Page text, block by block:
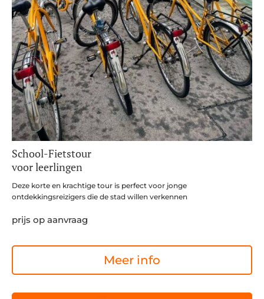
School-Fietstour
voor leerlingen
Deze korte en krachtige tour is perfect voor jonge
ontdekkingsreizigers die de stad willen verkennen
prijs op aanvraag
Meer info